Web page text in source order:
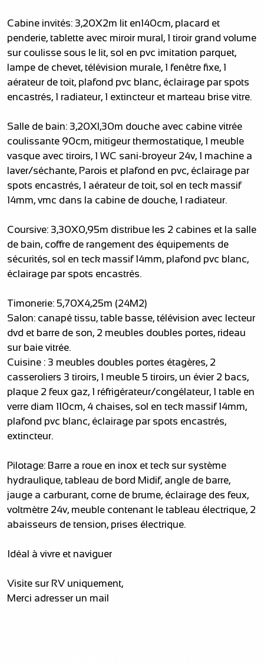
Cabine invités: 3,20X2m lit en140cm, placard et
penderie, tablette avec miroir mural, 1 tiroir grand volume
sur coulisse sous le lit, sol en pvc imitation parquet,
lampe de chevet, télévision murale, 1 fenêtre fixe, 1
aérateur de toit, plafond pvc blanc, éclairage par spots
encastrés, 1 radiateur, 1 extincteur et marteau brise vitre.
Salle de bain: 3,20Xl,30m douche avec cabine vitrée
coulissante 90cm, mitigeur thermostatique, 1 meuble
vasque avec tiroirs, 1 WC sani-broyeur 24v, 1 machine a
laver/séchante, Parois et plafond en pvc, éclairage par
spots encastrés, 1 aérateur de toit, sol en teck massif
14mm, vmc dans la cabine de douche, 1 radiateur.
Coursive: 3,30X0,95m distribue les 2 cabines et la salle
de bain, coffre de rangement des équipements de
sécurités, sol en teck massif 14mm, plafond pvc blanc,
éclairage par spots encastrés.
Timonerie: 5,70X4,25m (24M2)
Salon: canapé tissu, table basse, télévision avec lecteur
dvd et barre de son, 2 meubles doubles portes, rideau
sur baie vitrée.
Cuisine : 3 meubles doubles portes étagères, 2
casseroliers 3 tiroirs, 1 meuble 5 tiroirs, un évier 2 bacs,
plaque 2 feux gaz, 1 réfrigérateur/congélateur, 1 table en
verre diam 110cm, 4 chaises, sol en teck massif 14mm,
plafond pvc blanc, éclairage par spots encastrés,
extincteur.
Pilotage: Barre a roue en inox et teck sur système
hydraulique, tableau de bord Midif, angle de barre,
jauge a carburant, corne de brume, éclairage des feux,
voltmètre 24v, meuble contenant le tableau électrique, 2
abaisseurs de tension, prises électrique.
Idéal à vivre et naviguer
Visite sur RV uniquement,
Merci adresser un mail